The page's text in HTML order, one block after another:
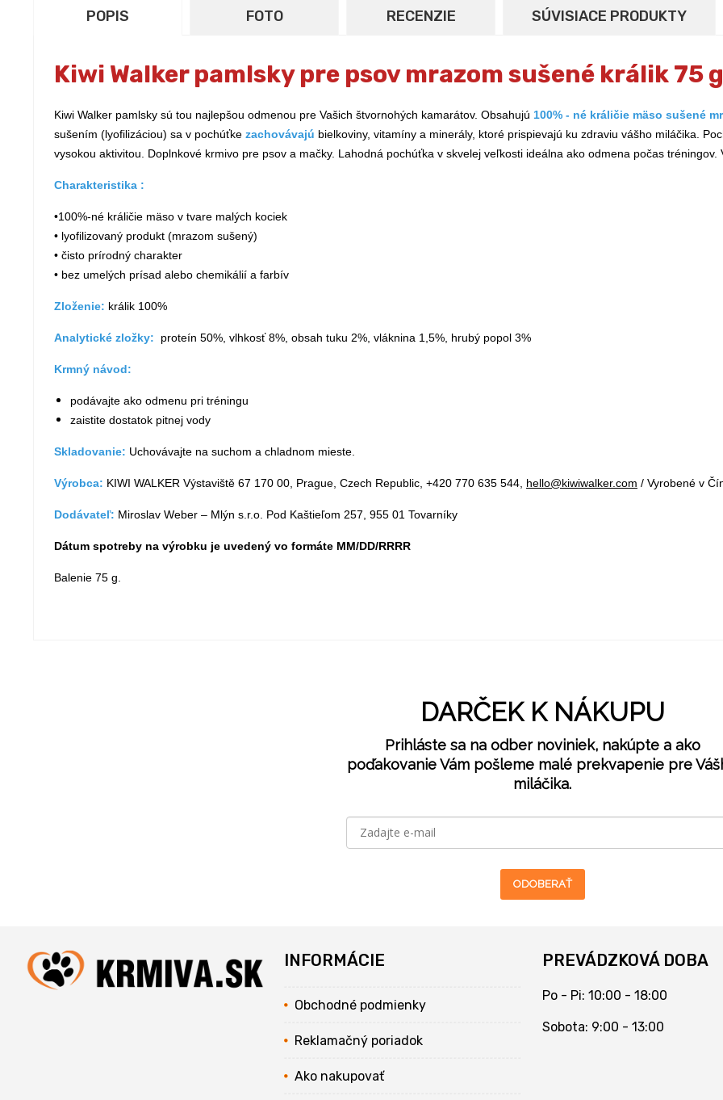
POPIS FOTO RECENZIE SÚVISIACE PRODUKTY
Kiwi Walker pamlsky pre psov mrazom sušené králik 75 g
Kiwi Walker pamlsky sú tou najlepšou odmenou pre Vašich štvornohých kamarátov. Obsahujú 100% - né králičie mäso sušené
sušením (lyofilizáciou) sa v pochúťke zachovávajú bielkoviny, vitamíny a minerály, ktoré prispievajú ku zdraviu vášho miláčika.
vysokou aktivitou. Doplnkové krmivo pre psov a mačky. Lahodná pochúťka v skvelej veľkosti ideálna ako odmena počas
Charakteristika :
•100%-né králičie mäso v tvare malých kociek
• lyofilizovaný produkt (mrazom sušený)
• čisto prírodný charakter
• bez umelých prísad alebo chemikálií a farbív
Zloženie: králik 100%
Analytické zložky: proteín 50%, vlhkosť 8%, obsah tuku 2%, vláknina 1,5%, hrubý popol 3%
Krmný návod:
podávajte ako odmenu pri tréningu
zaistite dostatok pitnej vody
Skladovanie: Uchovávajte na suchom a chladnom mieste.
Výrobca: KIWI WALKER Výstaviště 67 170 00, Prague, Czech Republic, +420 770 635 544, hello@kiwiwalker.com / Vyrobené v
Dodávateľ: Miroslav Weber – Mlýn s.r.o. Pod Kaštieľom 257, 955 01 Tovarníky
Dátum spotreby na výrobku je uvedený vo formáte MM/DD/RRRR
Balenie 75 g.
DARČEK K NÁKUPU
Prihláste sa na odber noviniek, nakúpte a ako
poďakovanie Vám pošleme malé prekvapenie pre
miláčika.
ODOBERAŤ
INFORMÁCIE
Obchodné podmienky
Reklamačný poriadok
Ako nakupovať
PREVÁDZKOVÁ DOBA
Po - Pi: 10:00 - 18:00
Sobota: 9:00 - 13:00